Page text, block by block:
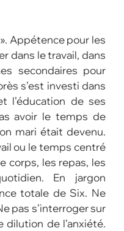
Appétence pour les
dans le travail, dans
secondaires pour
s’est investi dans
l’éducation de ses
avoir le temps de
mari était devenu.
ou le temps centré
corps, les repas, les
En jargon
totale de Six. Ne
pas s’interroger sur
dilution de l’anxiété.